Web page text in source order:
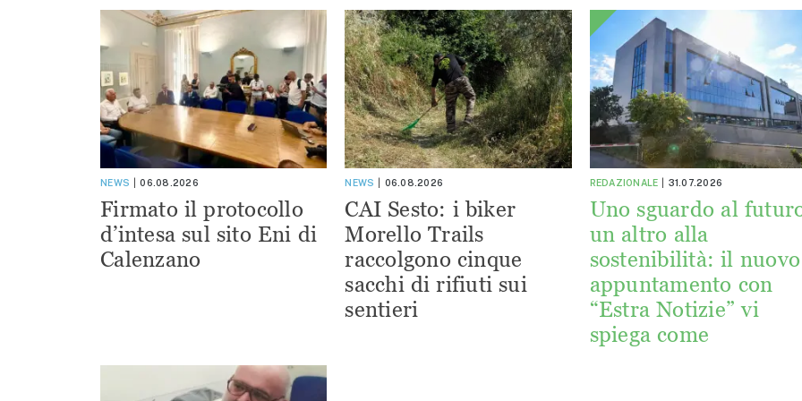
NEWS 06.08.2026
Firmato il protocollo
d’intesa sul sito Eni di
Calenzano
NEWS 06.08.2026
CAI Sesto: i biker
Morello Trails
raccolgono cinque
sacchi di rifiuti sui
sentieri
REDAZIONALE 31.07.2026
Uno sguardo al
un altro alla
sostenibilità: il nuovo
appuntamento con
“Estra Notizie” vi
spiega come